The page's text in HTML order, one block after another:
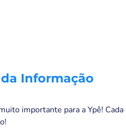
Informação
importante para a Ypê!